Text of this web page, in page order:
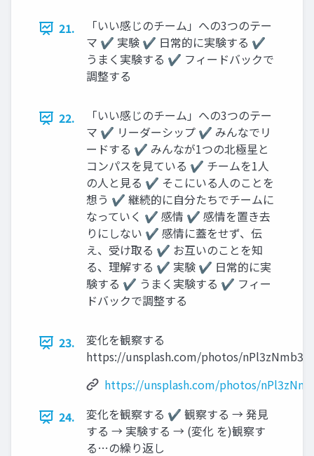
21.
「いい感じのチーム」への3つのテー
マ ✔ 実験 ✔ 日常的に実験する ✔
うまく実験する ✔ フィードバックで
調整する
22.
「いい感じのチーム」への3つのテー
マ ✔ リーダーシップ ✔ みんなでリ
ードする ✔ みんなが1つの北極星と
コンパスを見ている ✔ チームを1人
の人と見る ✔ そこにいる人のことを
想う ✔ 継続的に自分たちでチームに
なっていく ✔ 感情 ✔ 感情を置き去
りにしない ✔ 感情に蓋をせず、伝
え、受け取る ✔ お互いのことを知
る、理解する ✔ 実験 ✔ 日常的に実
験する ✔ うまく実験する ✔ フィー
ドバックで調整する
23.
変化を観察する
https://unsplash.com/photos/
https://unsplash.com/photos/
24.
変化を観察する ✔ 観察する → 発見
する → 実験する → (変化 を)観察す
る…の繰り返し